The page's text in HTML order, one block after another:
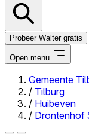
Probeer Walter gratis
Open menu
Close menu
Gemeente
/ Tilburg
/ Huibeven
/ Drontenhof